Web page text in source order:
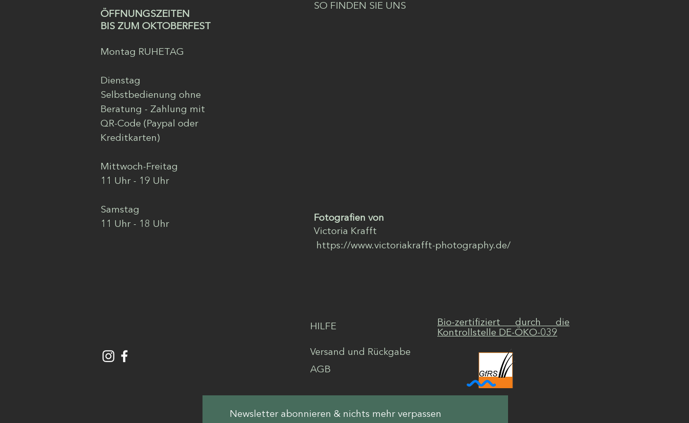
ÖFFNUNGSZEITEN
BIS ZUM OKTOBERFEST
Montag RUHETAG
Dienstag
Selbstbedienung ohne
Beratung - Zahlung mit
QR-Code (Paypal oder
Kreditkarten)
Mittwoch-Freitag
11 Uhr - 19 Uhr
Samstag
11 Uhr - 18 Uhr
SO FINDEN SIE UNS
Fotografien von
Victoria Krafft
https://www.victoriakrafft-photography.de/
HILFE
Bio-zertifiziert durch die
Kontrollstelle DE-ÖKO-039
Versand und Rückgabe
AGB
Newsletter abonnieren & nichts mehr verpassen